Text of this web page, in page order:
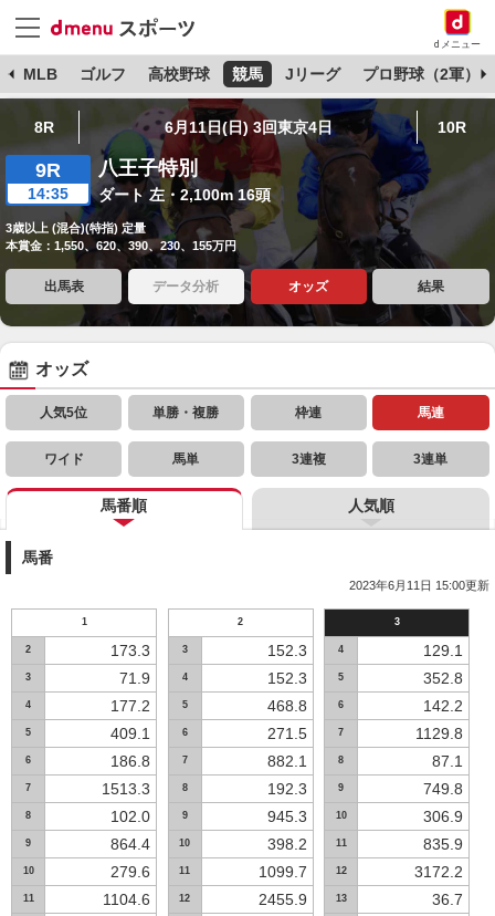
dメニュー
MLB ゴルフ 高校野球 競馬 Jリーグ プロ野球（2軍）
8R 6月11日(日) 3回東京4日 10R
9R
14:35
八王子特別
ダート 左・2,100m 16頭
3歳以上 (混合)(特指) 定量
本賞金：1,550、620、390、230、155万円
出馬表 データ分析 オッズ 結果
オッズ
人気5位 単勝・複勝 枠連 馬連
ワイド 馬単 3連複 3連単
馬番順 人気順
馬番
2023年6月11日 15:00更新
1
2 173.3
3 71.9
4 177.2
5 409.1
6 186.8
7 1513.3
8 102.0
9 864.4
10 279.6
11 1104.6
2
3 152.3
4 152.3
5 468.8
6 271.5
7 882.1
8 192.3
9 945.3
10 398.2
11 1099.7
12 2455.9
3
4 129.1
5 352.8
6 142.2
7 1129.8
8 87.1
9 749.8
10 306.9
11 835.9
12 3172.2
13 36.7